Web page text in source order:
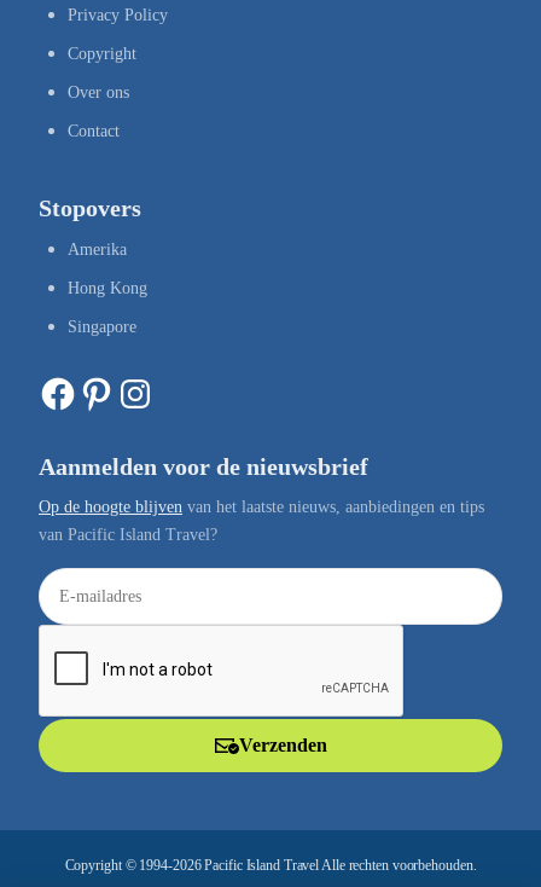
Privacy Policy
Copyright
Over ons
Contact
Stopovers
Amerika
Hong Kong
Singapore
Facebook Pinterest Instagram
Aanmelden voor de nieuwsbrief
Op de hoogte blijven van het laatste nieuws, aanbiedingen en tips
van Pacific Island Travel?
E
-
a
Verzenden
Copyright © 1994-2026 Pacific Island Travel Alle rechten voorbehouden.